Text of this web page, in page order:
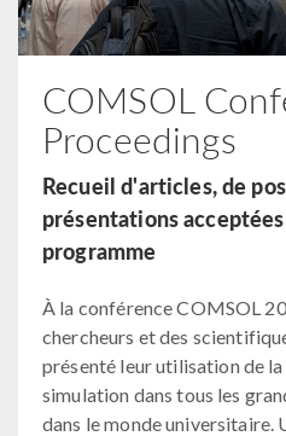
COMSOL
Proceedings
Recueil d'articles, de
présentations
programme
À la conférence COMSOL
chercheurs et des
présenté leur utilisation de
simulation dans tous les
dans le monde universitaire.